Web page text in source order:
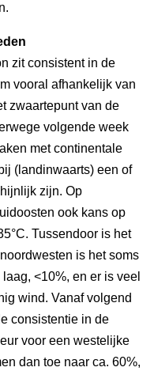
zit consistent in de
vooral afhankelijk van
zwaartepunt van de
volgende week
met continentale
(landinwaarts) een of
zijn. Op
ook kans op
Tussendoor is het
is het soms
<10%, en er is veel
wind. Vanaf volgend
consistentie in de
voor een westelijke
dan toe naar ca. 60%,